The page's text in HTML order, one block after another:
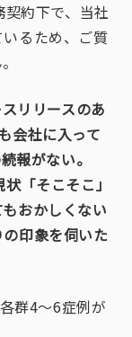
約下で、当社
るため、ご質
リリースのあ
会社に入って
報がない。
「そこそこ」
おかしくない
印象を伺いた
群4〜6症例が